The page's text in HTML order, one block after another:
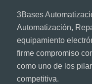
3Bases
Automatización,
equipamiento
firme compromiso
como uno de los
competitiva.